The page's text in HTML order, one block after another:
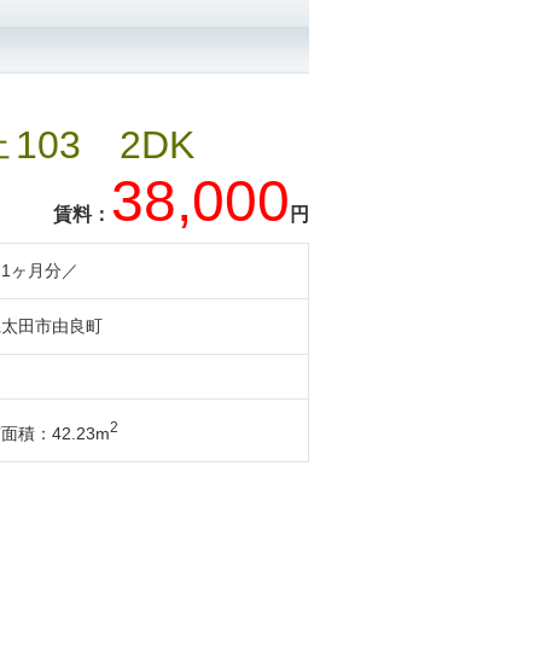
103 2DK
賃料： 38,000 円
ヶ月分／
田市由良町
積：42.23m2